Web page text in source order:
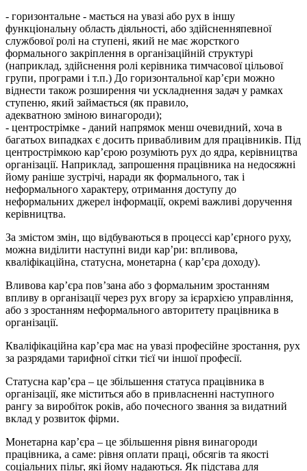
- горизонтальне - мається на увазі або рух в іншу
функціональну область діяльності, або здійсненняпевної
службової ролі на ступені, який не має жорсткого
формального закріплення в організаційній структурі
(наприклад, здійснення ролі керівника тимчасової цільової
групи, програми і т.п.) До горизонтальної кар’єри можно
віднести також розширення чи ускладнення задач у рамках
ступеню, який займається (як правило,
адекватною зміною винагороди);
- центрострімке - даний напрямок менш очевидний, хоча в
багатьох випадках є досить привабливим для працівників. Під
центрострімкою кар’єрою розуміють рух до ядра, керівництва
організації. Наприклад, запрошення працівника на недосяжні
йому раніше зустрічі, наради як формального, так і
неформального характеру, отримання доступу до
неформальних джерел інформації, окремі важливі доручення
керівництва.
За змістом змін, що відбуваються в процессі кар’єрного руху,
можна виділити наступні види кар’ри: впливова,
кваліфікаційна, статусна, монетарна ( кар’єра доходу).
Вливова кар’єра пов’зана або з формальним зростанням
впливу в організації через рух вгору за ієрархією управління,
або з зростанням неформального авторитету працівника в
організації.
Кваліфікаційна кар’єра має на увазі професійне зростання, рух
за разрядами тарифної сітки тієї чи іншої професії.
Статусна кар’єра – це збільшення статуса працівника в
організації, яке міститься або в привласненні наступного
рангу за виробіток років, або почесного звання за видатний
вклад у розвиток фірми.
Монетарна кар’єра – це збільшення рівня винагороди
працівника, а саме: рівня оплати праці, обсягів та якості
соціальних пільг, які йому надаються. Як підстава для